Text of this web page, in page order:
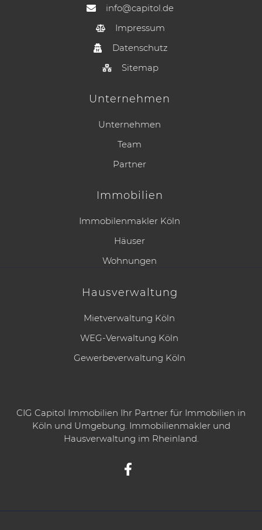
CIG Capitol Immobilien Ihr Partner für Immobilien in
Köln und Umgebung. Immobilienmaklerund
Hausverwaltung im Rheinland.
Hausverwaltung
Mietverwaltung Köln
WEG-Verwaltung Köln
Gewerbeverwaltung Köln
Immobilien
Immobilenmakler Köln
Häuser
Wohnungen
Unternehmen
Unternehmen
Team
Partner
info@capitol.de
Impressum
Datenschutz
Sitemap